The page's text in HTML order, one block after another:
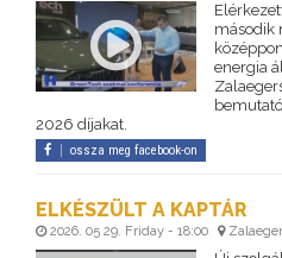
második
energia
2026 díjakat.
ossza meg facebook-on
ELKÉSZÜLT A KAPTÁR
2026. 05 29. Friday - 18:00